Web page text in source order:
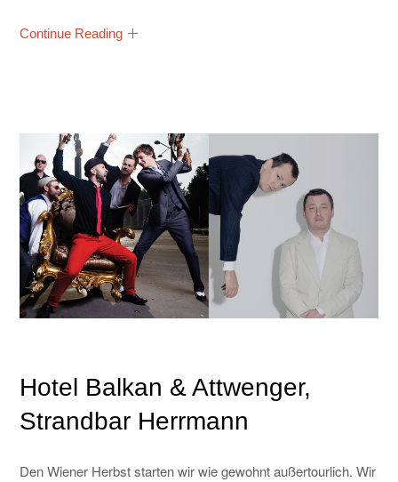
Continue Reading
Hotel Balkan & Attwenger,
Strandbar Herrmann
Den Wiener Herbst starten wir wie gewohnt außertourlich. Wir